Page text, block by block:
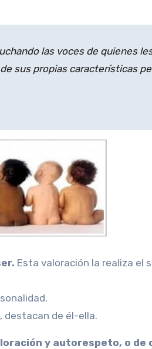
las voces de quienes
sus propias características
Esta valoración la realiza el
destacan de él-ella.
y autorespeto, o